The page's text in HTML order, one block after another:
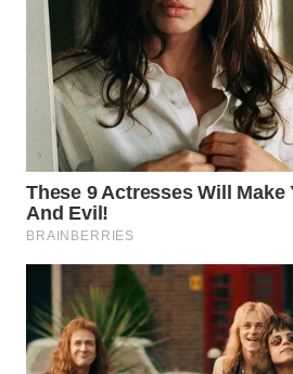
LABUHANBATU
WN
TAPANULI
TENGAH
SERDANG
WN
TEBING
TINGGI
WN